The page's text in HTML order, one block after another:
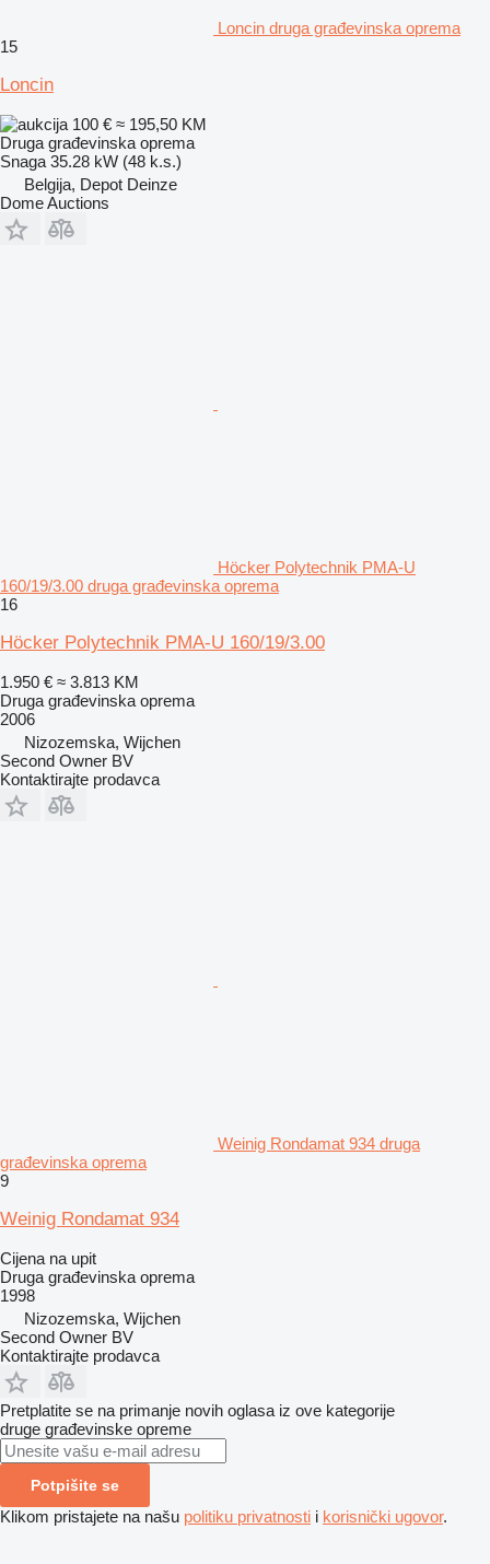
Loncin druga građevinska oprema
15
Loncin
100 € ≈ 195,50 KM
Druga građevinska oprema
Snaga 35.28 kW (48 k.s.)
Belgija, Depot Deinze
Dome Auctions
Höcker Polytechnik PMA-U
160/19/3.00 druga građevinska oprema
16
Höcker Polytechnik PMA-U 160/19/3.00
1.950 € ≈ 3.813 KM
Druga građevinska oprema
2006
Nizozemska, Wijchen
Second Owner BV
Kontaktirajte prodavca
Weinig Rondamat 934 druga
građevinska oprema
9
Weinig Rondamat 934
Cijena na upit
Druga građevinska oprema
1998
Nizozemska, Wijchen
Second Owner BV
Kontaktirajte prodavca
Pretplatite se na primanje novih oglasa iz ove kategorije
druge građevinske opreme
Potpišite se
Klikom pristajete na našu politiku privatnosti i korisnički ugovor.